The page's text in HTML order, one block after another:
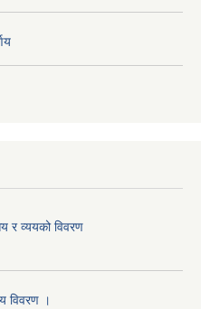
र व्ययको विवरण
विवरण ।